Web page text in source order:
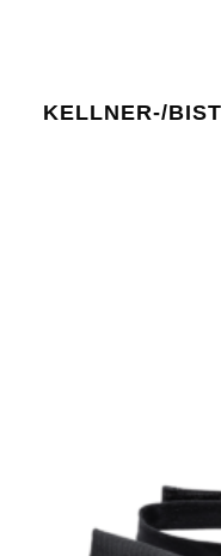
KELLNER-/